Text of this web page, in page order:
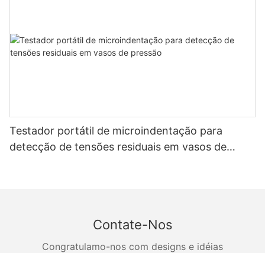
Testador portátil de microindentação para
detecção de tensões residuais em vasos de
Contate-Nos
Congratulamo-nos com designs e idéias